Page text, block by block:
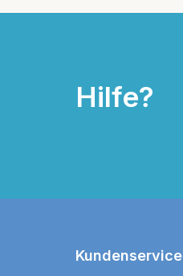
Hilfe?
Kundenservice